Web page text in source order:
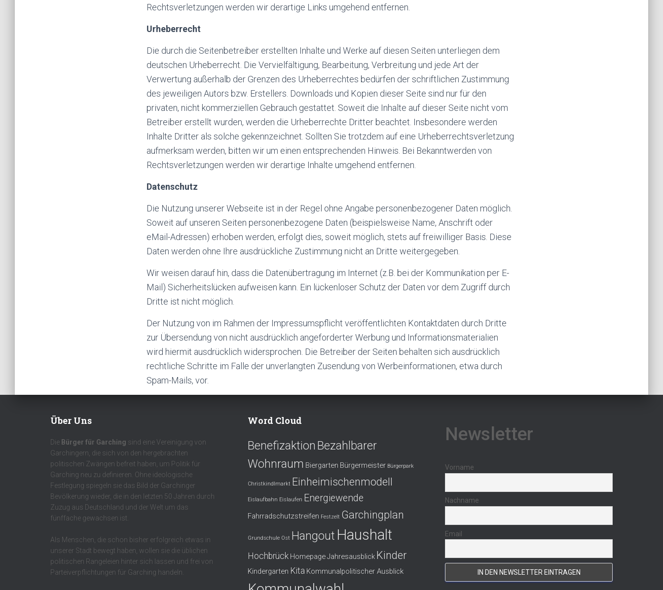
Rechtsverletzungen werden wir derartige Links umgehend entfernen.
Urheberrecht
Die durch die Seitenbetreiber erstellten Inhalte und Werke auf diesen Seiten unterliegen dem
deutschen Urheberrecht. Die Vervielfältigung, Bearbeitung, Verbreitung und jede Art der
Verwertung außerhalb der Grenzen des Urheberrechtes bedürfen der schriftlichen Zustimmung
des jeweiligen Autors bzw. Erstellers. Downloads und Kopien dieser Seite sind nur für den
privaten, nicht kommerziellen Gebrauch gestattet. Soweit die Inhalte auf dieser Seite nicht vom
Betreiber erstellt wurden, werden die Urheberrechte Dritter beachtet. Insbesondere werden
Inhalte Dritter als solche gekennzeichnet. Sollten Sie trotzdem auf eine Urheberrechtsverletzung
aufmerksam werden, bitten wir um einen entsprechenden Hinweis. Bei Bekanntwerden von
Rechtsverletzungen werden wir derartige Inhalte umgehend entfernen.
Datenschutz
Die Nutzung unserer Webseite ist in der Regel ohne Angabe personenbezogener Daten möglich.
Soweit auf unseren Seiten personenbezogene Daten (beispielsweise Name, Anschrift oder
eMail-Adressen) erhoben werden, erfolgt dies, soweit möglich, stets auf freiwilliger Basis. Diese
Daten werden ohne Ihre ausdrückliche Zustimmung nicht an Dritte weitergegeben.
Wir weisen darauf hin, dass die Datenübertragung im Internet (z.B. bei der Kommunikation per E-
Mail) Sicherheitslücken aufweisen kann. Ein lückenloser Schutz der Daten vor dem Zugriff durch
Dritte ist nicht möglich.
Der Nutzung von im Rahmen der Impressumspflicht veröffentlichten Kontaktdaten durch Dritte
zur Übersendung von nicht ausdrücklich angeforderter Werbung und Informationsmaterialien
wird hiermit ausdrücklich widersprochen. Die Betreiber der Seiten behalten sich ausdrücklich
rechtliche Schritte im Falle der unverlangten Zusendung von Werbeinformationen, etwa durch
Spam-Mails, vor.
Über Uns
Die Bürger für Garching sind eine Vereinigung von
Garchingern, die sich von den hergebrachten
politischen Zwängen befreit haben, um Politik für
Garching neu zu definieren. Ohne ideologische
Festlegung spiegeln sie das Bild der Garchinger
Bevölkerung wieder, die in den letzten 50 Jahren durch
Zuzug aus Deutschland und der Welt um das
fünffache gewachsen ist.
Als Menschen, die schon bisher erfolgreich etwas in
unserer Stadt bewegt haben, wollen sie die üblichen
politischen Rangeleien hinter sich lassen und frei von
Parteiverpflichtungen für Garching handeln.
Word Cloud
Benefizaktion Bezahlbarer
Wohnraum Biergarten Bürgermeister Bürgerpark
Christkindlmarkt Einheimischenmodell
Eislaufbahn Eislaufen Energiewende
Fahrradschutzstreifen Festzelt Garchingplan
Grundschule Ost Hangout Haushalt
Hochbrück HomepageJahresausblick Kinder
Kindergarten Kita Kommunalpolitischer Ausblick
Newsletter
Vorname
Nachname
Email